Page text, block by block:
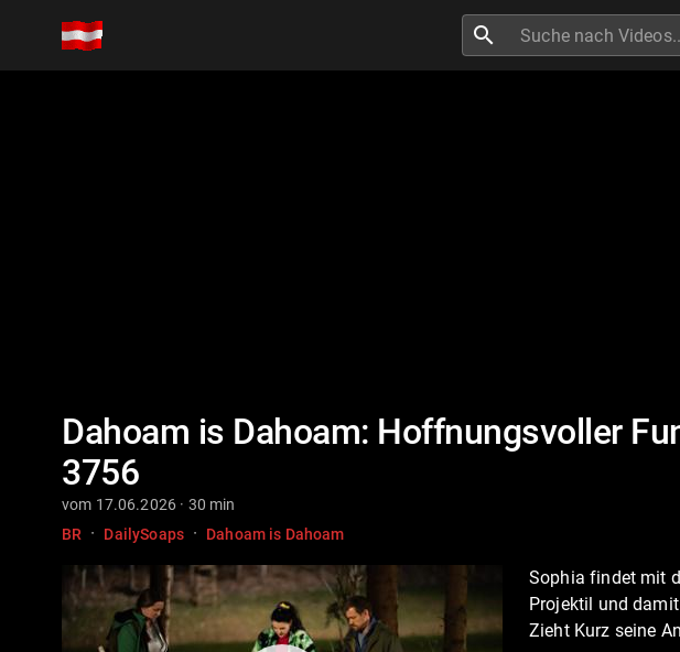
search
Dahoam is Dahoam: Hoffnungsvoller
3756
vom 17.06.2026 · 30 min
BR
· DailySoaps · Dahoam is Dahoam
Sophia findet mit
Projektil und
Zieht Kurz seine